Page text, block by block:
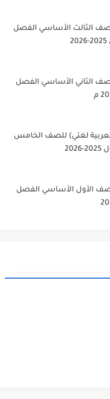
الثالث الأساسي الفصل
الثاني الأساسي الفصل
لغتي) للصف الخامس
الأول الأساسي الفصل